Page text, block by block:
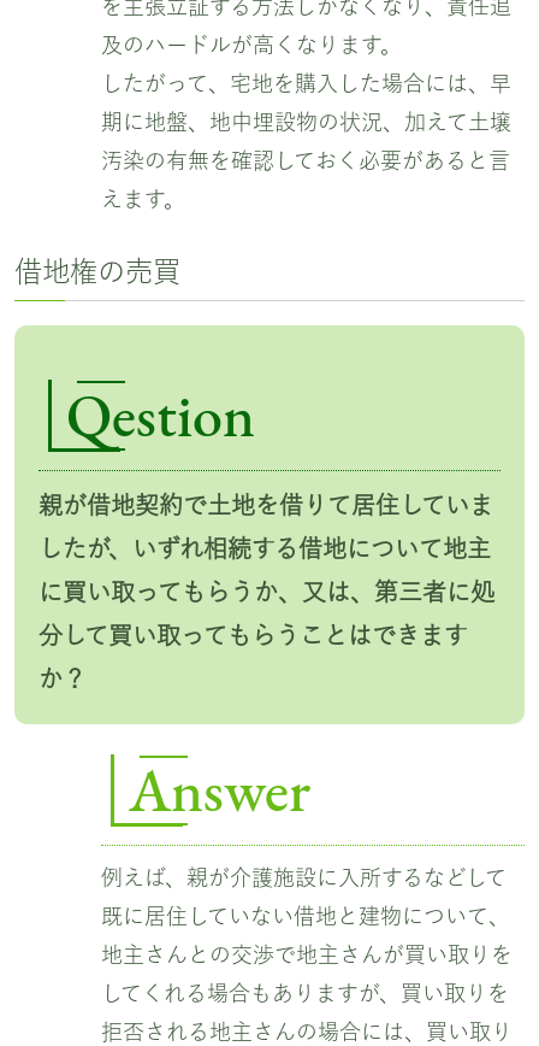
を主張立証する方法しかなくなり、責任追
及のハードルが高くなります。
したがって、宅地を購入した場合には、早
期に地盤、地中埋設物の状況、加えて土壌
汚染の有無を確認しておく必要があると言
えます。
借地権の売買
Qestion
親が借地契約で土地を借りて居住していま
したが、いずれ相続する借地について地主
に買い取ってもらうか、又は、第三者に処
分して買い取ってもらうことはできます
か？
Answer
例えば、親が介護施設に入所するなどして
既に居住していない借地と建物について、
地主さんとの交渉で地主さんが買い取りを
してくれる場合もありますが、買い取りを
拒否される地主さんの場合には、買い取り